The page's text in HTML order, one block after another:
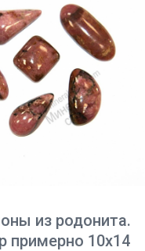
из родонита.
примерно 10x14